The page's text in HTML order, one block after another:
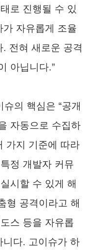
로 진행될 수 있
가 자유롭게 조율
전혀 새로운 공격
아닙니다.”
의 핵심은 “공개
자동으로 수집하
가지 기준에 따라
정 개발자 커뮤
시할 수 있게 해
형 공격이라고 해
스 등을 자유롭
니다. 고이슈가 하